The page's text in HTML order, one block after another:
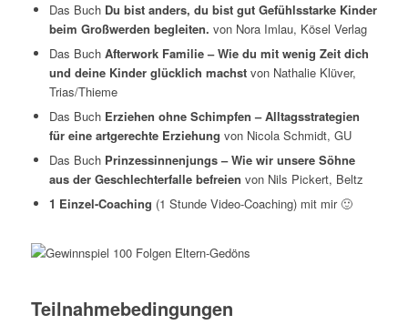
Das Buch Du bist anders, du bist gut Gefühlsstarke Kinder
beim Großwerden begleiten. von Nora Imlau, Kösel Verlag
Das Buch Afterwork Familie – Wie du mit wenig Zeit dich
und deine Kinder glücklich machstvon Nathalie Klüver,
Trias/Thieme
Das Buch Erziehen ohne Schimpfen – Alltagsstrategien
für eine artgerechte Erziehung von Nicola Schmidt, GU
Das Buch Prinzessinnenjungs – Wie wir unsere Söhne
aus der Geschlechterfalle befreien von Nils Pickert, Beltz
1 Einzel-Coaching (1 Stunde Video-Coaching) mit mir 🙂
Teilnahmebedingungen